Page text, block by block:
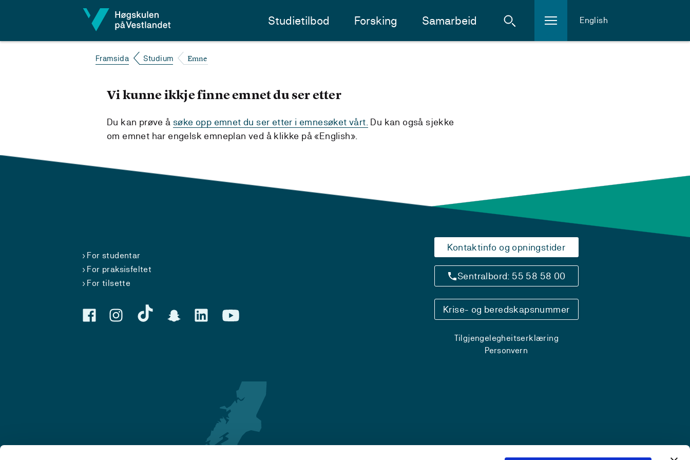
Studietilbod Forsking Samarbeid English
Framsida Studium Emne
Vi kunne ikkje finne emnet du ser etter
Du kan prøve å søke opp emnet du ser etter i emnesøket vårt. Du kan også sjekke
om emnet har engelsk emneplan ved å klikke på «English».
For studentar
For praksisfeltet
For tilsette
Kontaktinfo og opningstider
Sentralbord: 55 58 58 00
Krise- og beredskapsnummer
Tilgjengelegheitserklæring
Personvern